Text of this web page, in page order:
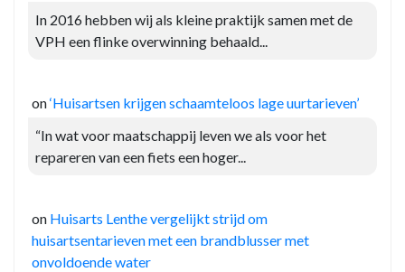
In 2016 hebben wij als kleine praktijk samen met de
VPH een flinke overwinning behaald...
on‘Huisartsen krijgen schaamteloos lage uurtarieven’
“In wat voor maatschappij leven we als voor het
repareren van een fiets een hoger...
on Huisarts Lenthe vergelijkt strijd om
huisartsentarieven met een brandblusser met
onvoldoende water